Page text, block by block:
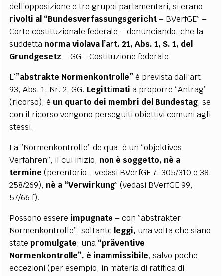
dell’opposizione e tre gruppi parlamentari, si erano
rivolti al “Bundesverfassungsgericht– BVerfGE” –
Corte costituzionale federale – denunciando, che la
suddetta norma violava l’art. 21, Abs. 1, S. 1, del
Grundgesetz – GG - Costituzione federale.
L`”abstrakte Normenkontrolle” è prevista dall’art.
93, Abs. 1, Nr. 2, GG. Legittimatia proporre “Antrag”
(ricorso), è un quarto dei membri del Bundestag, se
con il ricorso vengono perseguiti obiettivi comuni agli
stessi.
La ”Normenkontrolle” de qua, è un “objektives
Verfahren”, il cui inizio, non è soggetto, nè a
termine (perentorio - vedasi BVerfGE 7, 305/310 e 38,
258/269), nè a “Verwirkung” (vedasi BVerfGE 99,
57/66 f).
Possono essere impugnate – con ”abstrakter
Normenkontrolle”, soltanto leggi, una volta che siano
statepromulgate; una “präventive
Normenkontrolle”, è inammissibile, salvo poche
eccezioni (per esempio, in materia di ratifica di